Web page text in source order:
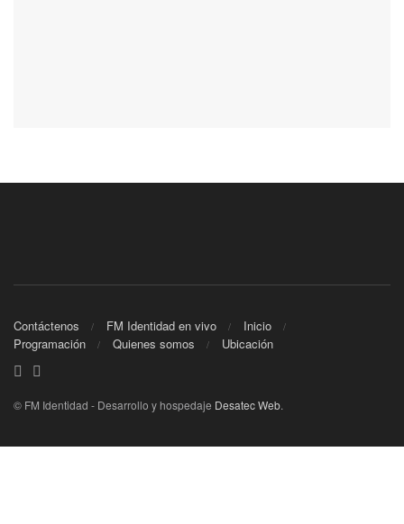
Contáctenos FM Identidad en vivo
Inicio
Programación
Quienes somos Ubicación
© FM Identidad - Desarrollo y hospedaje Desatec Web.